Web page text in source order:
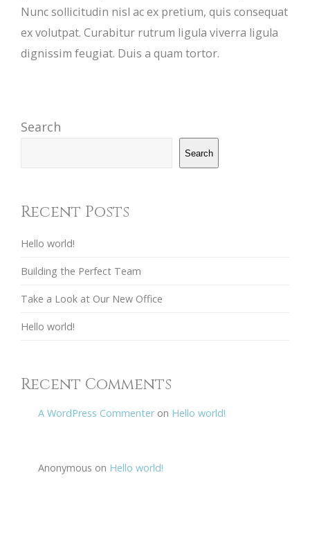
Nunc sollicitudin nisl ac ex pretium, quis consequat
ex volutpat. Curabitur rutrum ligula viverra ligula
dignissim feugiat. Duis a quam tortor.
Search
Search
Recent Posts
Hello world!
Building the Perfect Team
Take a Look at Our New Office
Hello world!
Recent Comments
A WordPress Commenteron Hello world!
Anonymous on Hello world!